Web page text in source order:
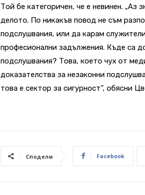
Той бе категоричен, че е невинен. „Аз
делото. По никакъв повод не съм
подслушвания, или да карам
професионални задължения. Къде са
подслушвания? Това, което чух от
доказателства за незаконни
това е сектор за сигурност”, обясни
Сподели Facebook